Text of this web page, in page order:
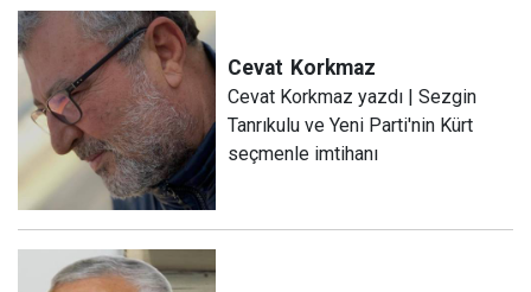
Cevat Korkmaz
Cevat Korkmaz yazdı | Sezgin
Tanrıkulu ve Yeni Parti'nin Kürt
seçmenle imtihanı